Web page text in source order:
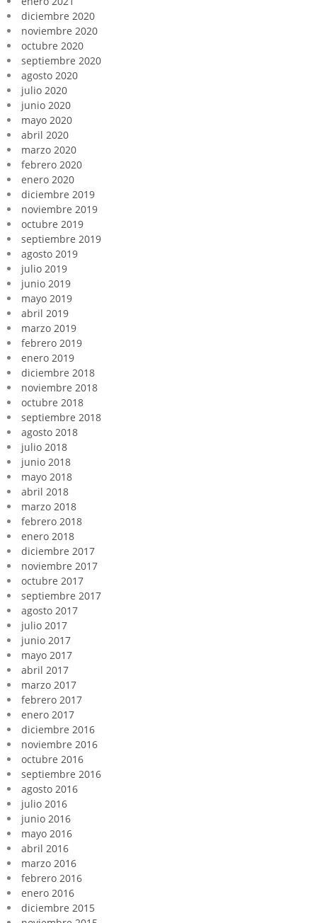
diciembre 2020
noviembre 2020
octubre 2020
septiembre 2020
agosto 2020
julio 2020
junio 2020
mayo 2020
abril 2020
marzo 2020
febrero 2020
enero 2020
diciembre 2019
noviembre 2019
octubre 2019
septiembre 2019
agosto 2019
julio 2019
junio 2019
mayo 2019
abril 2019
marzo 2019
febrero 2019
enero 2019
diciembre 2018
noviembre 2018
octubre 2018
septiembre 2018
agosto 2018
julio 2018
junio 2018
mayo 2018
abril 2018
marzo 2018
febrero 2018
enero 2018
diciembre 2017
noviembre 2017
octubre 2017
septiembre 2017
agosto 2017
julio 2017
junio 2017
mayo 2017
abril 2017
marzo 2017
febrero 2017
enero 2017
diciembre 2016
noviembre 2016
octubre 2016
septiembre 2016
agosto 2016
julio 2016
junio 2016
mayo 2016
abril 2016
marzo 2016
febrero 2016
enero 2016
diciembre 2015